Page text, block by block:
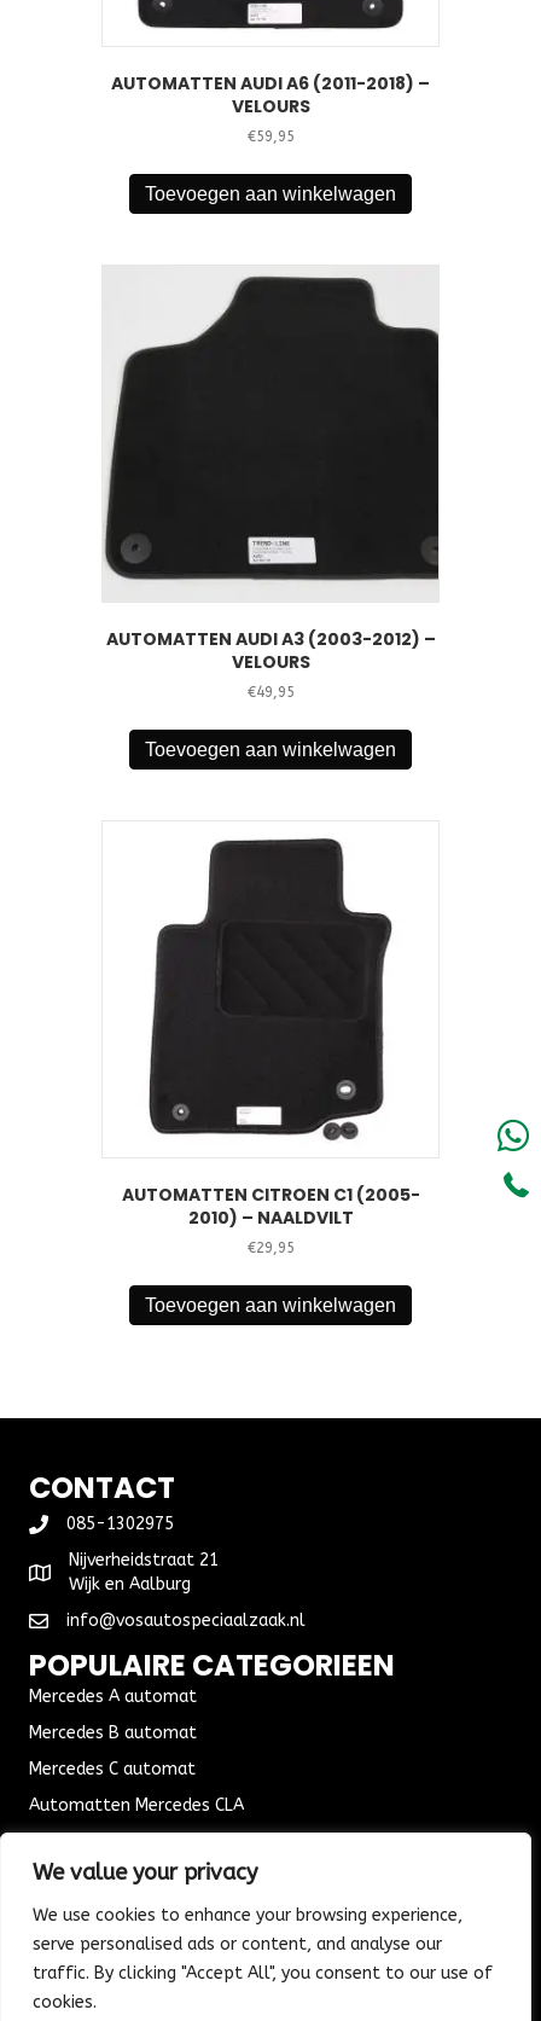
We value your privacy
We use cookies to enhance your browsing experience,
serve personalised ads or content, and analyse our
traffic. By clicking "Accept All", you consent to our use of
cookies.
AUTOMATTEN AUDI A6 (2011-2018) –
VELOURS
€59,95
Toevoegen aan winkelwagen
AUTOMATTEN AUDI A3 (2003-2012) –
VELOURS
€49,95
Toevoegen aan winkelwagen
AUTOMATTEN CITROEN C1 (2005-
2010) – NAALDVILT
€29,95
Toevoegen aan winkelwagen
CONTACT
085-1302975
Nijverheidstraat 21
Wijk en Aalburg
info@vosautospeciaalzaak.nl
POPULAIRE CATEGORIEEN
Mercedes A automat
Mercedes B automat
Mercedes C automat
Automatten Mercedes CLA
ALGEMENE VOORWAARDEN
Algemene voorwaarden
Verzending & Bezorging
Retouren & Ruilen